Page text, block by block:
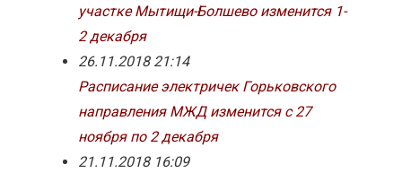
участке Мытищи-Болшево изменится 1-
2 декабря
26.11.2018 21:14
Расписание электричек Горьковского
направления МЖД изменится с 27
ноября по 2 декабря
21.11.2018 16:09